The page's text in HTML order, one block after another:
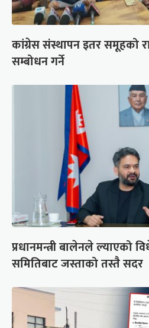
कांग्रेस संस्थापन इतर समूहको
सम्बोधन गर्ने
प्रधानमन्त्री बालेनले ल्याएको
समितिबाट जस्ताको तस्तै सदर